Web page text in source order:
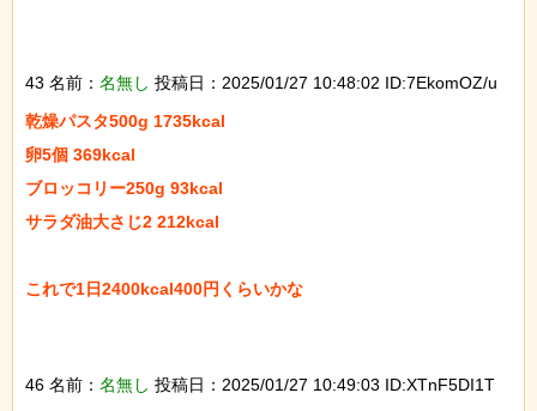
43 名前： 名無し 投稿日：2025/01/27 10:48:02 ID:7EkomOZ/u
乾燥パスタ500g 1735kcal
卵5個 369kcal
ブロッコリー250g 93kcal
サラダ油大さじ2 212kcal
これで1日2400kcal400円くらいかな
46 名前： 名無し 投稿日：2025/01/27 10:49:03 ID:XTnF5DI1T